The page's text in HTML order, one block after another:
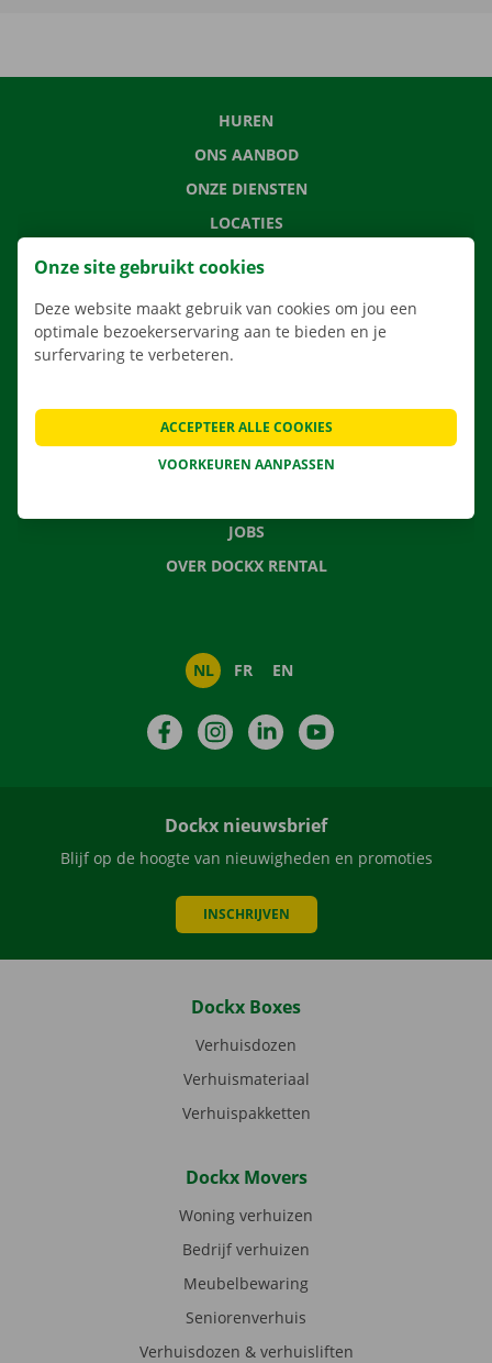
HUREN
ONS AANBOD
ONZE DIENSTEN
LOCATIES
APP
VEELGESTELDE VRAGEN
NIEUWS
JOBS
OVER DOCKX RENTAL
NL FR EN
FacebookInstagramLinkedIn
Dockx nieuwsbrief
Blijf op de hoogte van nieuwigheden en promoties
INSCHRIJVEN
Dockx Boxes
Verhuisdozen
Verhuismateriaal
Verhuispakketten
Dockx Movers
Woning verhuizen
Bedrijf verhuizen
Meubelbewaring
Seniorenverhuis
Verhuisdozen & verhuisliften
Onze site gebruikt cookies
Deze website maakt gebruik van cookies om jou een
optimale bezoekerservaring aan te bieden en je
surfervaring te verbeteren.
VOORKEUREN AANPASSEN
ACCEPTEER ALLE COOKIES